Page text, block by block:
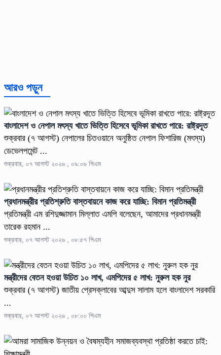
আরও পড়ুন
বাংলাদেশ ও নেপাল মৎস্য খাতে ভিত্তি হিসেবে ভূমিকা রাখতে পারে: রাষ্ট্রদূত
শুক্রবার (৭ আগস্ট) নেপালের চিতওয়ানে অনুষ্ঠিত নেপাল ফিশারিজ (মৎস্য)
ডেভেলপমেন্ট ...
শুক্রবার, ০৭ আগস্ট ২০২৬ , ০৯:০৬ পিএম
প্রধানমন্ত্রীর প্রতিশ্রুতি বাস্তবায়নে কাজ করে যাচ্ছি: বিমান প্রতিমন্ত্রী
প্রতিমন্ত্রী এম রশিদুজ্জামান মিল্লাত এমপি বলেছেন, আমাদের প্রধানমন্ত্রী
তারেক রহমান ...
শুক্রবার, ০৭ আগস্ট ২০২৬ , ০৮:৫৭ পিএম
মন্ত্রীদের বেতন হওয়া উচিত ১০ লাখ, এমপিদের ৫ লাখ: নুরুল হক নুর
শুক্রবার (৭ আগস্ট) জাতীয় প্রেসক্লাবের আব্দুস সালাম হলে বাংলাদেশ সরকারি
...
শুক্রবার, ০৭ আগস্ট ২০২৬ , ০৮:০০ পিএম